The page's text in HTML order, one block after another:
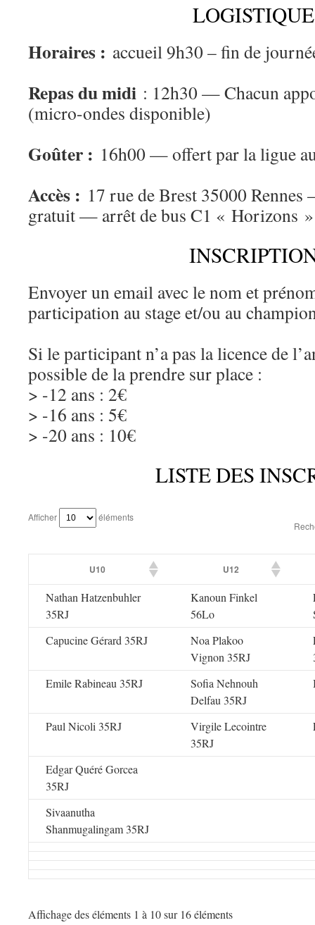
LOGISTIQUE
Horaires : accueil 9h30 – fin de
Repas du midi : 12h30 — Chacun
(micro-ondes disponible)
Goûter : 16h00 — offert par la ligue
Accès : 17 rue de Brest 35000
gratuit — arrêt de bus C1 « Horizons »
Envoyer un email avec le nom et
participation au stage et/ou au
Si le participant n’a pas la licence de
possible de la prendre sur place :
> -12 ans : 2€
> -16 ans : 5€
> -20 ans : 10€
LISTE DES
Afficher éléments
U10 U12
Nathan Hatzenbuhler
35RJ
Kanoun Finkel
56Lo
Capucine Gérard 35RJ
Noa Plakoo
Vignon 35RJ
Emile Rabineau 35RJ
Sofia Nehnouh
Delfau 35RJ
Paul Nicoli 35RJ
Virgile Lecointre
35RJ
Edgar Quéré Gorcea
35RJ
Sivaanutha
Shanmugalingam 35RJ
Affichage des éléments 1 à 10 sur 16 éléments